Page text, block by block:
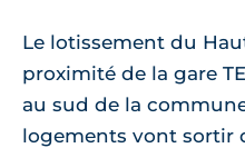
Le lotissement du
proximité de la gare
au sud de la
logements vont sortir